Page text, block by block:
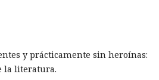
y prácticamente sin heroínas:
la literatura.